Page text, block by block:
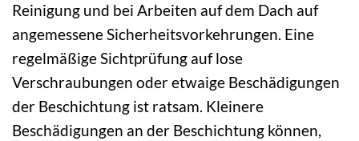
Reinigung und bei Arbeiten auf dem Dach auf
angemessene Sicherheitsvorkehrungen. Eine
regelmäßige Sichtprüfung auf lose
Verschraubungen oder etwaige Beschädigungen
der Beschichtung ist ratsam. Kleinere
Beschädigungen an der Beschichtung können,